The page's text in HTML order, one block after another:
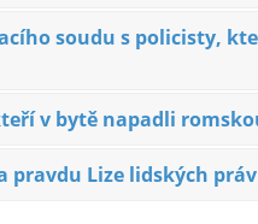
soudu s policisty,
v bytě napadli
pravdu Lize lidských práv